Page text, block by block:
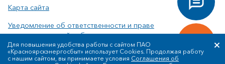
Карта сайта
Уведомление об ответственности и праве
интеллектуальной собственности
Политика ПАО «Красноярскэнергосбыт» в отношении
Для повышения удобства работы с сайтом ПАО
«Красноярскэнергосбыт» использует Cookies. Продолжая работу
с нашим сайтом, вы принимаете условия Соглашения об